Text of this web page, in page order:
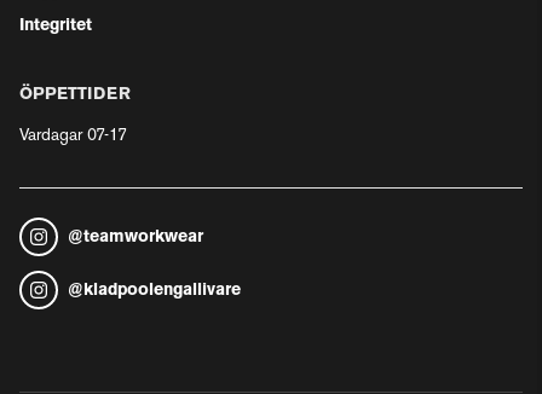
Integritet
ÖPPETTIDER
Vardagar 07-17
@teamworkwear
@ kladpoolengallivare